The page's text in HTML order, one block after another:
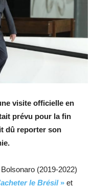
visite officielle en
prévu pour la fin
dû reporter son
(2019-2022)
le Brésil » et